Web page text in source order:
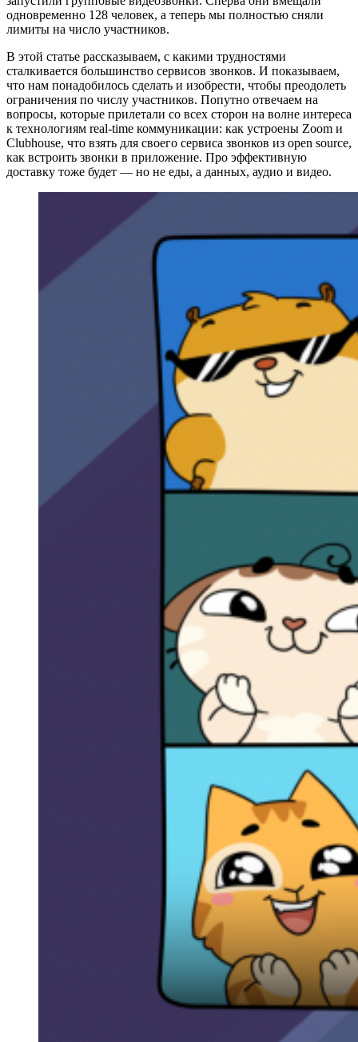
одновременно 128 человек, а теперь мы полностью сняли
лимиты на число участников.
В этой статье рассказываем, с какими трудностями
сталкивается большинство сервисов звонков. И показываем,
что нам понадобилось сделать и изобрести, чтобы преодолеть
ограничения по числу участников. Попутно отвечаем на
вопросы, которые прилетали со всех сторон на волне интереса
к технологиям real-time коммуникации: как устроены Zoom и
Clubhouse, что взять для своего сервиса звонков из open source,
как встроить звонки в приложение. Про эффективную
доставку тоже будет — но не еды, а данных, аудио и видео.